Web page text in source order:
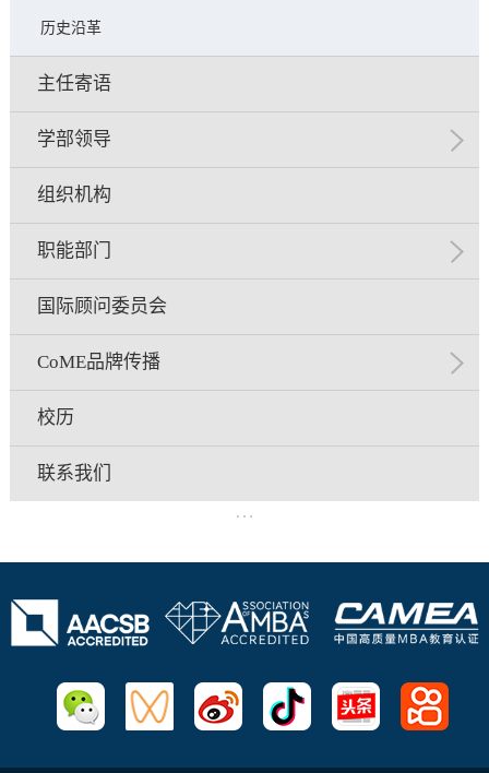
历史沿革
主任寄语
学部领导
组织机构
职能部门
国际顾问委员会
CoME品牌传播
校历
联系我们